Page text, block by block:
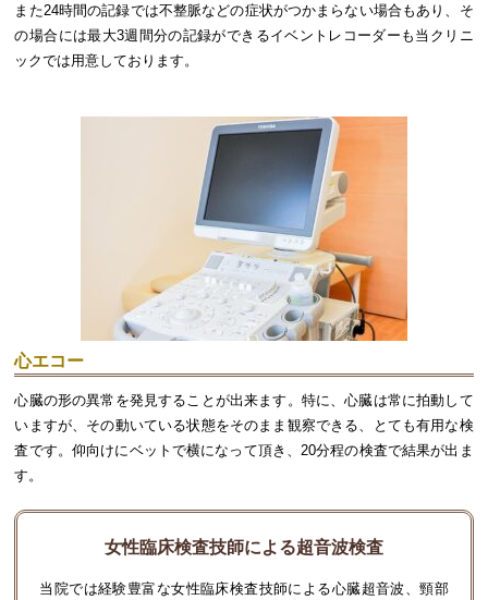
また24時間の記録では不整脈などの症状がつかまらない場合もあり、そ
の場合には最大3週間分の記録ができるイベントレコーダーも当クリニ
ックでは用意しております。
心エコー
心臓の形の異常を発見することが出来ます。特に、心臓は常に拍動して
いますが、その動いている状態をそのまま観察できる、とても有用な検
査です。仰向けにベットで横になって頂き、20分程の検査で結果が出ま
す。
女性臨床検査技師による超音波検査
当院では経験豊富な女性臨床検査技師による心臓超音波、頸部